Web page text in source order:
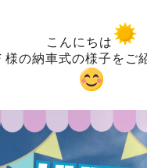
こんにちは
様の納車式の様子をご